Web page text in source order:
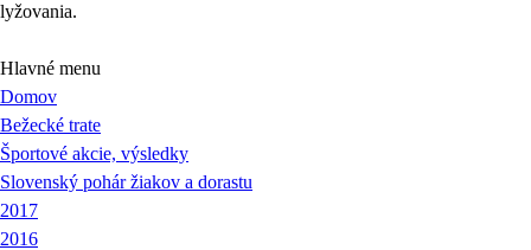
lyžovania.
Hlavné menu
Domov
Bežecké trate
Športové akcie, výsledky
Slovenský pohár žiakov a dorastu
2017
2016